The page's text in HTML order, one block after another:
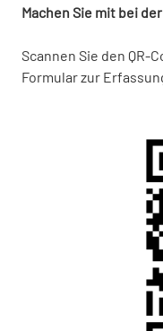
Machen Sie mit bei
Scannen Sie den QR-
Formular zur